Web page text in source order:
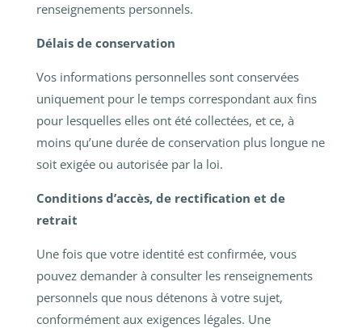
renseignements personnels.
Délais de conservation
Vos informations personnelles sont conservées
uniquement pour le temps correspondant aux fins
pour lesquelles elles ont été collectées, et ce, à
moins qu’une durée de conservation plus longue ne
soit exigée ou autorisée par la loi.
Conditions d’accès, de rectification et de
retrait
Une fois que votre identité est confirmée, vous
pouvez demander à consulter les renseignements
personnels que nous détenons à votre sujet,
conformément aux exigences légales. Une